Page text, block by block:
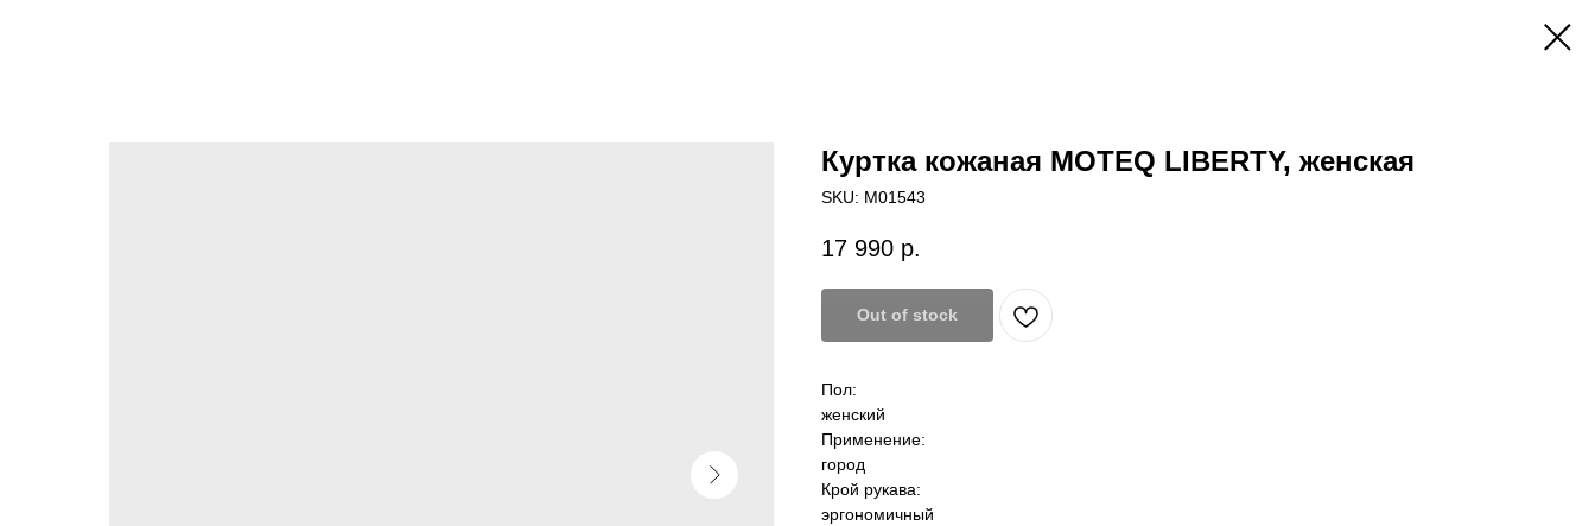
Куртка кожаная MOTEQ LIBERTY, женская
SKU: M01543
17 990 р.
Out of stock
Пол:
женский
Применение:
город
Крой рукава:
эргономичный